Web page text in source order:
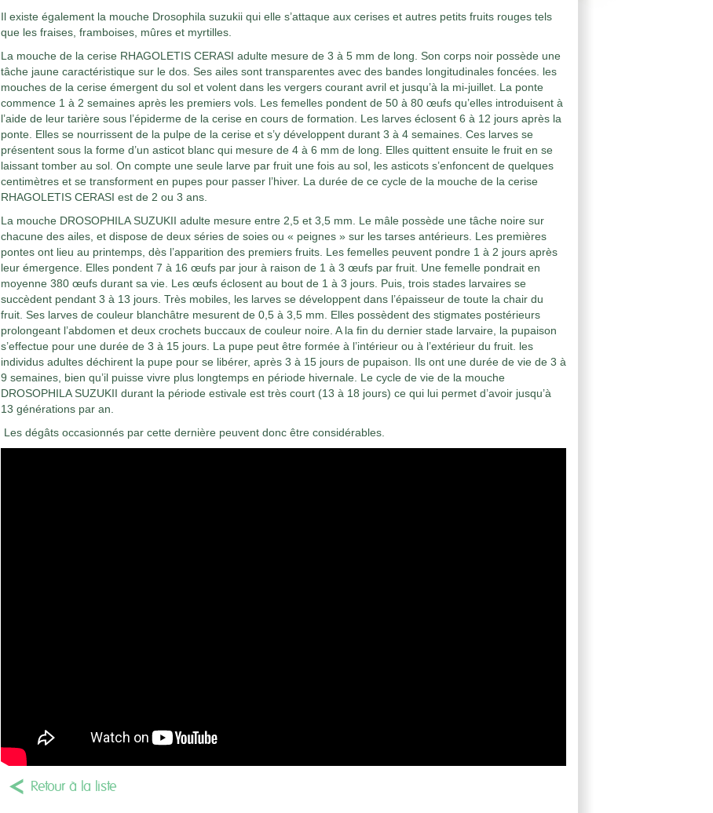
Il existe également la mouche Drosophila suzukii qui elle s’attaque aux cerises et autres petits fruits rouges tels
que les fraises, framboises, mûres et myrtilles.
La mouche de la cerise RHAGOLETIS CERASI adulte mesure de 3 à 5 mm de long. Son corps noir possède une
tâche jaune caractéristique sur le dos. Ses ailes sont transparentes avec des bandes longitudinales foncées. les
mouches de la cerise émergent du sol et volent dans les vergers courant avril et jusqu’à la mi-juillet. La ponte
commence 1 à 2 semaines après les premiers vols. Les femelles pondent de 50 à 80 œufs qu’elles introduisent à
l’aide de leur tarière sous l’épiderme de la cerise en cours de formation. Les larves éclosent 6 à 12 jours après la
ponte. Elles se nourrissent de la pulpe de la cerise et s’y développent durant 3 à 4 semaines. Ces larves se
présentent sous la forme d’un asticot blanc qui mesure de 4 à 6 mm de long. Elles quittent ensuite le fruit en se
laissant tomber au sol. On compte une seule larve par fruit une fois au sol, les asticots s’enfoncent de quelques
centimètres et se transforment en pupes pour passer l’hiver. La durée de ce cycle de la mouche de la cerise
RHAGOLETIS CERASI est de 2 ou 3 ans.
La mouche DROSOPHILA SUZUKII adulte mesure entre 2,5 et 3,5 mm. Le mâle possède une tâche noire sur
chacune des ailes, et dispose de deux séries de soies ou « peignes » sur les tarses antérieurs. Les premières
pontes ont lieu au printemps, dès l’apparition des premiers fruits. Les femelles peuvent pondre 1 à 2 jours après
leur émergence. Elles pondent 7 à 16 œufs par jour à raison de 1 à 3 œufs par fruit. Une femelle pondrait en
moyenne 380 œufs durant sa vie. Les œufs éclosent au bout de 1 à 3 jours. Puis, trois stades larvaires se
succèdent pendant 3 à 13 jours. Très mobiles, les larves se développent dans l’épaisseur de toute la chair du
fruit. Ses larves de couleur blanchâtre mesurent de 0,5 à 3,5 mm. Elles possèdent des stigmates postérieurs
prolongeant l’abdomen et deux crochets buccaux de couleur noire. A la fin du dernier stade larvaire, la pupaison
s’effectue pour une durée de 3 à 15 jours. La pupe peut être formée à l’intérieur ou à l’extérieur du fruit. les
individus adultes déchirent la pupe pour se libérer, après 3 à 15 jours de pupaison. Ils ont une durée de vie de 3 à
9 semaines, bien qu’il puisse vivre plus longtemps en période hivernale. Le cycle de vie de la mouche
DROSOPHILA SUZUKII durant la période estivale est très court (13 à 18 jours) ce qui lui permet d’avoir jusqu’à
13 générations par an.
Les dégâts occasionnés par cette dernière peuvent donc être considérables.
Retour à la liste